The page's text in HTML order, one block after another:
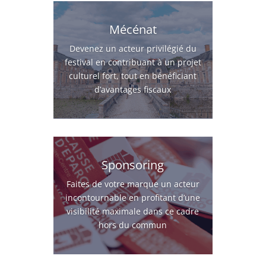
Mécénat
Devenez un acteur privilégié du
festival en contribuant à un projet
culturel fort, tout en bénéficiant
d’avantages fiscaux
Sponsoring
Faites de votre marque un acteur
incontournable en profitant d’une
visibilité maximale dans ce cadre
hors du commun